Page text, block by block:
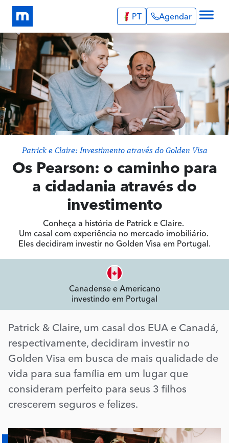
PT
Portugal
EnglishPortuguês
Espanha
English
Agendar
Explore
Infos Úteis
Serviços
Relatos de Imigrantes
Blog
Sobre Nós
Agendar
Patrick e Claire: Investimento através do Golden Visa
Os Pearson: o caminho para
a cidadania através do
investimento
Conheça a história de Patrick e Claire.
Um casal com experiência no mercado imobiliário.
Eles decidiram investir no Golden Visa em Portugal.
Canadense e Americano
investindo em Portugal
Patrick & Claire, um casal dos EUA e Canadá,
respectivamente, decidiram investir no
Golden Visa em busca de mais qualidade de
vida para sua família em um lugar que
consideram perfeito para seus 3 filhos
crescerem seguros e felizes.